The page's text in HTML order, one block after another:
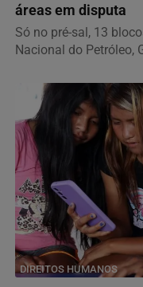
áreas em disputa
Só no pré-sal, 13
Nacional do Petróleo,
DIREITOS HUMANOS